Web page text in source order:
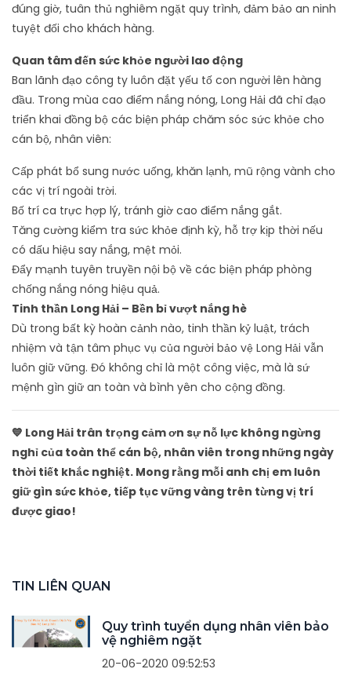
đúng giờ, tuân thủ nghiêm ngặt quy trình, đảm bảo an ninh
tuyệt đối cho khách hàng.
Quan tâm đến sức khỏe người lao động
Ban lãnh đạo công ty luôn đặt yếu tố con người lên hàng
đầu. Trong mùa cao điểm nắng nóng, Long Hải đã chỉ đạo
triển khai đồng bộ các biện pháp chăm sóc sức khỏe cho
cán bộ, nhân viên:
Cấp phát bổ sung nước uống, khăn lạnh, mũ rộng vành cho
các vị trí ngoài trời.
Bố trí ca trực hợp lý, tránh giờ cao điểm nắng gắt.
Tăng cường kiểm tra sức khỏe định kỳ, hỗ trợ kịp thời nếu
có dấu hiệu say nắng, mệt mỏi.
Đẩy mạnh tuyên truyền nội bộ về các biện pháp phòng
chống nắng nóng hiệu quả.
Tinh thần Long Hải – Bền bỉ vượt nắng hè
Dù trong bất kỳ hoàn cảnh nào, tinh thần kỷ luật, trách
nhiệm và tận tâm phục vụ của người bảo vệ Long Hải vẫn
luôn giữ vững. Đó không chỉ là một công việc, mà là sứ
mệnh gìn giữ an toàn và bình yên cho cộng đồng.
💙 Long Hải trân trọng cảm ơn sự nỗ lực không ngừng
nghỉ của toàn thể cán bộ, nhân viên trong những ngày
thời tiết khắc nghiệt. Mong rằng mỗi anh chị em luôn
giữ gìn sức khỏe, tiếp tục vững vàng trên từng vị trí
được giao!
TIN LIÊN QUAN
Quy trình tuyển dụng nhân viên bảo
vệ nghiêm ngặt
20-06-2020 09:52:53